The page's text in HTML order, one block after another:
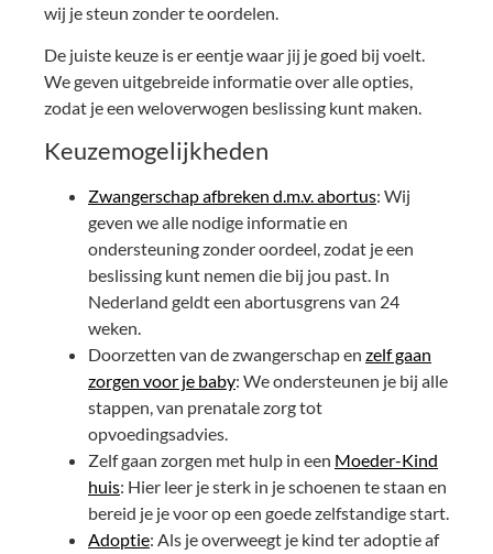
wij je steun zonder te oordelen.
De juiste keuze is er eentje waar jij je goed bij voelt.
We geven uitgebreide informatie over alle opties,
zodat je een weloverwogen beslissing kunt maken.
Keuzemogelijkheden
Zwangerschap afbreken d.m.v. abortus: Wij
geven we alle nodige informatie en
ondersteuning zonder oordeel, zodat je een
beslissing kunt nemen die bij jou past. In
Nederland geldt een abortusgrens van 24
weken.
Doorzetten van de zwangerschap en zelf gaan
zorgen voor je baby: We ondersteunen je bij alle
stappen, van prenatale zorg tot
opvoedingsadvies.
Zelf gaan zorgen met hulp in een Moeder-Kind
huis: Hier leer je sterk in je schoenen te staan en
bereid je je voor op een goede zelfstandige start.
Adoptie: Als je overweegt je kind ter adoptie af